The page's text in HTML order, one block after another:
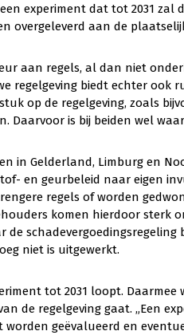
experiment dat tot 2031 zal
overgeleverd aan de
aan regels, al dan niet
regelgeving biedt echter ook
op de regelgeving, zoals
Daarvoor is bij beiden wel
in Gelderland, Limburg en
en geurbeleid naar eigen
regels of worden
komen hierdoor sterk
de
niet is uitgewerkt.
tot 2031 loopt.
de regelgeving gaat. „Een
geëvalueerd en